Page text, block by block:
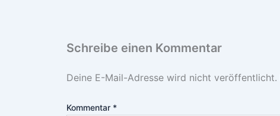
Schreibe einen Kommentar
Deine E-Mail-Adresse wird nicht veröffentlicht.
Kommentar *